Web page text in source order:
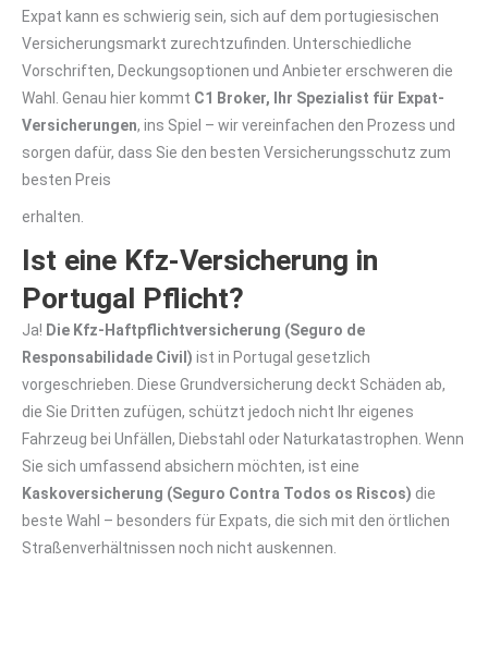
Expat kann es schwierig sein, sich auf dem portugiesischen
Versicherungsmarkt zurechtzufinden. Unterschiedliche
Vorschriften, Deckungsoptionen und Anbieter erschweren die
Wahl. Genau hier kommt C1 Broker, Ihr Spezialist für Expat-
Versicherungen, ins Spiel – wir vereinfachen den Prozess und
sorgen dafür, dass Sie den besten Versicherungsschutz zum
besten Preis
erhalten.
Ist eine Kfz-Versicherung in
Portugal Pflicht?
Ja! Die Kfz-Haftpflichtversicherung (Seguro de
Responsabilidade Civil) ist in Portugal gesetzlich
vorgeschrieben. Diese Grundversicherung deckt Schäden ab,
die Sie Dritten zufügen, schützt jedoch nicht Ihr eigenes
Fahrzeug bei Unfällen, Diebstahl oder Naturkatastrophen. Wenn
Sie sich umfassend absichern möchten, ist eine
Kaskoversicherung (Seguro Contra Todos os Riscos) die
beste Wahl – besonders für Expats, die sich mit den örtlichen
Straßenverhältnissen noch nicht auskennen.